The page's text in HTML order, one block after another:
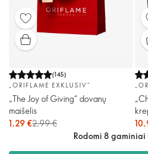
(145)
„ORIFLAME EXKLUSIV“
„The Joy of Giving“ dovanų
maišelis
1,29 €2,99 €
Rodomi 8